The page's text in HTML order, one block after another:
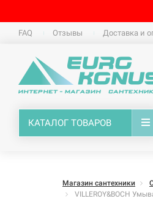
FAQ Отзывы Доставка и
КАТАЛОГ ТОВАРОВ
Магазин сантехники
VILLEROY&BOCH